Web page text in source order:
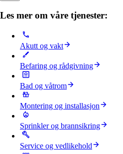
Les mer om våre tjenester:
Akutt og vakt
Befaring og rådgivning
Bad og våtrom
Montering og installasjon
Sprinkler og brannsikring
Service og vedlikehold